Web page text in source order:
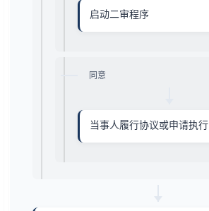
启动二审程序
同意
当事人履行协议或申请执行